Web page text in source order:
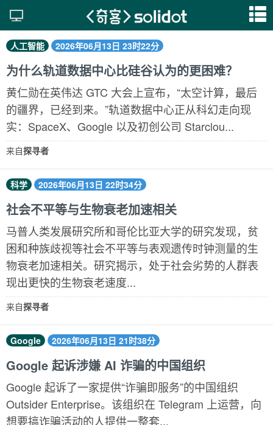
人工智能 2026年06月13日 23时22分
为什么轨道数据中心比硅谷认为的更困难？
黄仁勋在英伟达 GTC 大会上宣布，“太空计算，最后
的疆界，已经到来。”轨道数据中心正从科幻走向现
实：SpaceX、Google 以及初创公司 Starclou...
来自探寻者
科学 2026年06月13日 22时34分
社会不平等与生物衰老加速相关
马普人类发展研究所和哥伦比亚大学的研究发现，贫
困和种族歧视等社会不平等与表观遗传时钟测量的生
物衰老加速相关。研究揭示，处于社会劣势的人群表
现出更快的生物衰老速度...
来自探寻者
Google 2026年06月13日 21时38分
Google 起诉涉嫌 AI 诈骗的中国组织
Google 起诉了一家提供“诈骗即服务”的中国组织
Outsider Enterprise。该组织在 Telegram 上运营，向
想要搞诈骗活动的人提供一整套...